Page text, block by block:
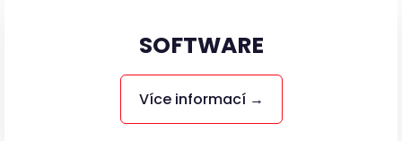
SOFTWARE
Více informací →